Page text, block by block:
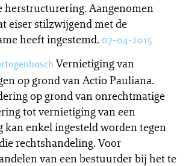
herstructurering. Aangenomen
eiser stilzwijgend met de
heeft ingestemd. 07-04-2015
Vernietiging van
op grond van Actio Pauliana.
op grond van onrechtmatige
tot vernietiging van een
kan enkel ingesteld worden tegen
rechtshandeling. Voor
van een bestuurder bij het te